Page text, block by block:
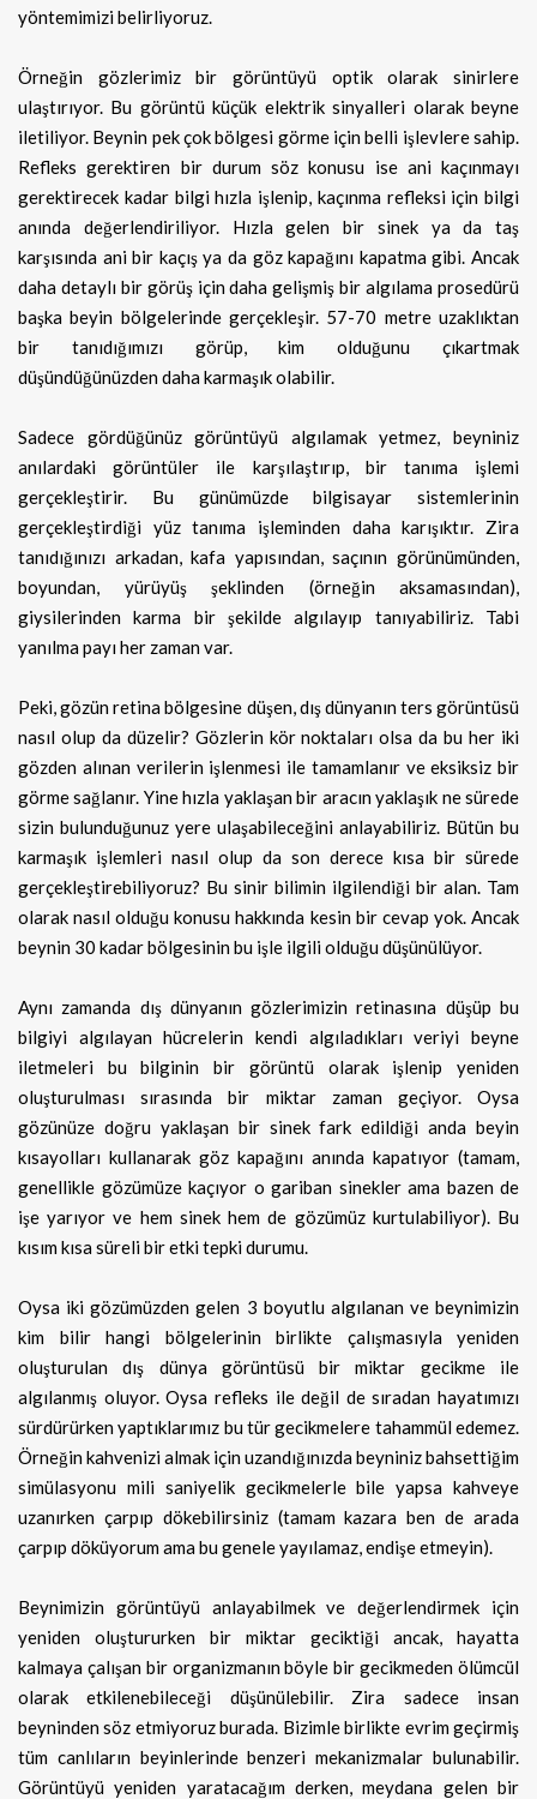
yöntemimizi belirliyoruz.
Örneğin gözlerimiz bir görüntüyü optik olarak sinirlere
ulaştırıyor. Bu görüntü küçük elektrik sinyalleri olarak beyne
iletiliyor. Beynin pek çok bölgesi görme için belli işlevlere sahip.
Refleks gerektiren bir durum söz konusu ise ani kaçınmayı
gerektirecek kadar bilgi hızla işlenip, kaçınma refleksi için bilgi
anında değerlendiriliyor. Hızla gelen bir sinek ya da taş
karşısında ani bir kaçış ya da göz kapağını kapatma gibi. Ancak
daha detaylı bir görüş için daha gelişmiş bir algılama prosedürü
başka beyin bölgelerinde gerçekleşir. 57-70 metre uzaklıktan
bir tanıdığımızı görüp, kim olduğunu çıkartmak
düşündüğünüzden daha karmaşık olabilir.
Sadece gördüğünüz görüntüyü algılamak yetmez, beyniniz
anılardaki görüntüler ile karşılaştırıp, bir tanıma işlemi
gerçekleştirir. Bu günümüzde bilgisayar sistemlerinin
gerçekleştirdiği yüz tanıma işleminden daha karışıktır. Zira
tanıdığınızı arkadan, kafa yapısından, saçının görünümünden,
boyundan, yürüyüş şeklinden (örneğin aksamasından),
giysilerinden karma bir şekilde algılayıp tanıyabiliriz. Tabi
yanılma payı her zaman var.
Peki, gözün retina bölgesine düşen, dış dünyanın ters görüntüsü
nasıl olup da düzelir? Gözlerin kör noktaları olsa da bu her iki
gözden alınan verilerin işlenmesi ile tamamlanır ve eksiksiz bir
görme sağlanır. Yine hızla yaklaşan bir aracın yaklaşık ne sürede
sizin bulunduğunuz yere ulaşabileceğini anlayabiliriz. Bütün bu
karmaşık işlemleri nasıl olup da son derece kısa bir sürede
gerçekleştirebiliyoruz? Bu sinir bilimin ilgilendiği bir alan. Tam
olarak nasıl olduğu konusu hakkında kesin bir cevap yok. Ancak
beynin 30 kadar bölgesinin bu işle ilgili olduğu düşünülüyor.
Aynı zamanda dış dünyanın gözlerimizin retinasına düşüp bu
bilgiyi algılayan hücrelerin kendi algıladıkları veriyi beyne
iletmeleri bu bilginin bir görüntü olarak işlenip yeniden
oluşturulması sırasında bir miktar zaman geçiyor. Oysa
gözünüze doğru yaklaşan bir sinek fark edildiği anda beyin
kısayolları kullanarak göz kapağını anında kapatıyor (tamam,
genellikle gözümüze kaçıyor o gariban sinekler ama bazen de
işe yarıyor ve hem sinek hem de gözümüz kurtulabiliyor). Bu
kısım kısa süreli bir etki tepki durumu.
Oysa iki gözümüzden gelen 3 boyutlu algılanan ve beynimizin
kim bilir hangi bölgelerinin birlikte çalışmasıyla yeniden
oluşturulan dış dünya görüntüsü bir miktar gecikme ile
algılanmış oluyor. Oysa refleks ile değil de sıradan hayatımızı
sürdürürken yaptıklarımız bu tür gecikmelere tahammül edemez.
Örneğin kahvenizi almak için uzandığınızda beyniniz bahsettiğim
simülasyonu mili saniyelik gecikmelerle bile yapsa kahveye
uzanırken çarpıp dökebilirsiniz (tamam kazara ben de arada
çarpıp döküyorum ama bu genele yayılamaz, endişe etmeyin).
Beynimizin görüntüyü anlayabilmek ve değerlendirmek için
yeniden oluştururken bir miktar geciktiği ancak, hayatta
kalmaya çalışan bir organizmanın böyle bir gecikmeden ölümcül
olarak etkilenebileceği düşünülebilir. Zira sadece insan
beyninden söz etmiyoruz burada. Bizimle birlikte evrim geçirmiş
tüm canlıların beyinlerinde benzeri mekanizmalar bulunabilir.
Görüntüyü yeniden yaratacağım derken, meydana gelen bir